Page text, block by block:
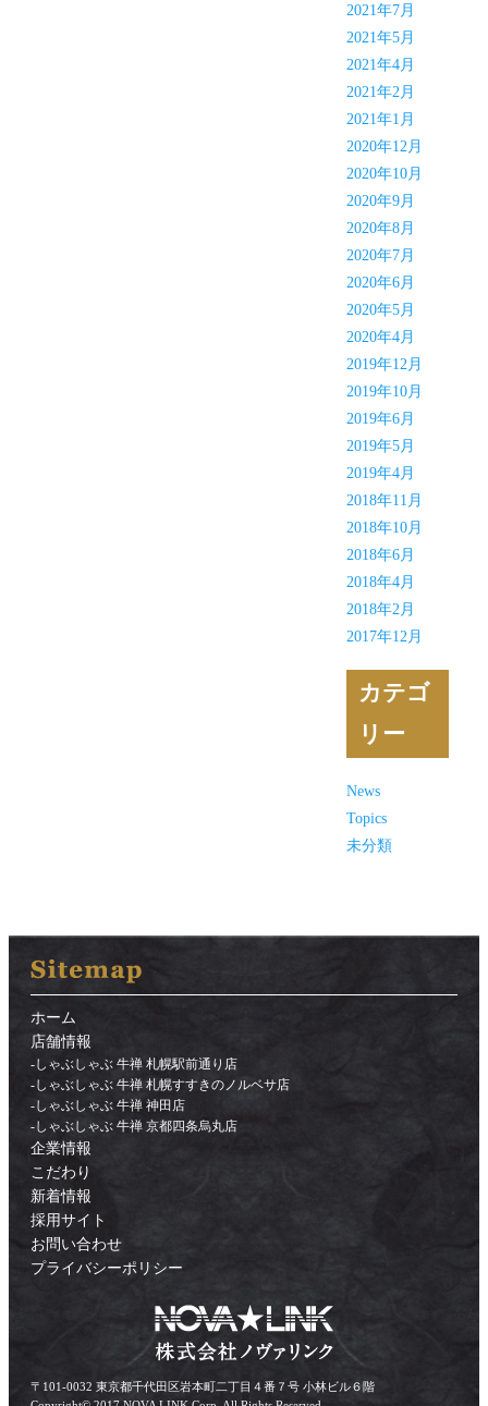
2021年7月
2021年5月
2021年4月
2021年2月
2021年1月
2020年12月
2020年10月
2020年9月
2020年8月
2020年7月
2020年6月
2020年5月
2020年4月
2019年12月
2019年10月
2019年6月
2019年5月
2019年4月
2018年11月
2018年10月
2018年6月
2018年4月
2018年2月
2017年12月
カテゴ
リー
News
Topics
未分類
ホーム
店舗情報
-しゃぶしゃぶ 牛禅 札幌駅前通り店
-しゃぶしゃぶ 牛禅 札幌すすきのノルベサ店
-しゃぶしゃぶ 牛禅 神田店
-しゃぶしゃぶ 牛禅 京都四条烏丸店
企業情報
こだわり
新着情報
採用サイト
お問い合わせ
プライバシーポリシー
〒101-0032 東京都千代田区岩本町二丁目４番７号 小林ビル６階